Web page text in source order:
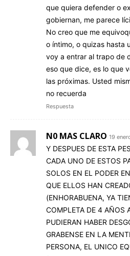
que quiera defender o
gobiernan, me parece
No creo que me
o íntimo, o quizas hasta
voy a entrar al trapo de
eso que dice, es lo que
las próximas. Usted
no recuerda
Respuesta
N0 MAS CLARO 19
Y DESPUES DE ESTA
CADA UNO DE ESTOS
SOLOS EN EL PODER
QUE ELLOS HAN
(ENHORABUENA, YA
COMPLETA DE 4 AÑOS
PUDIERAN HABER
GRABENSE EN LA
PERSONA, EL UNICO